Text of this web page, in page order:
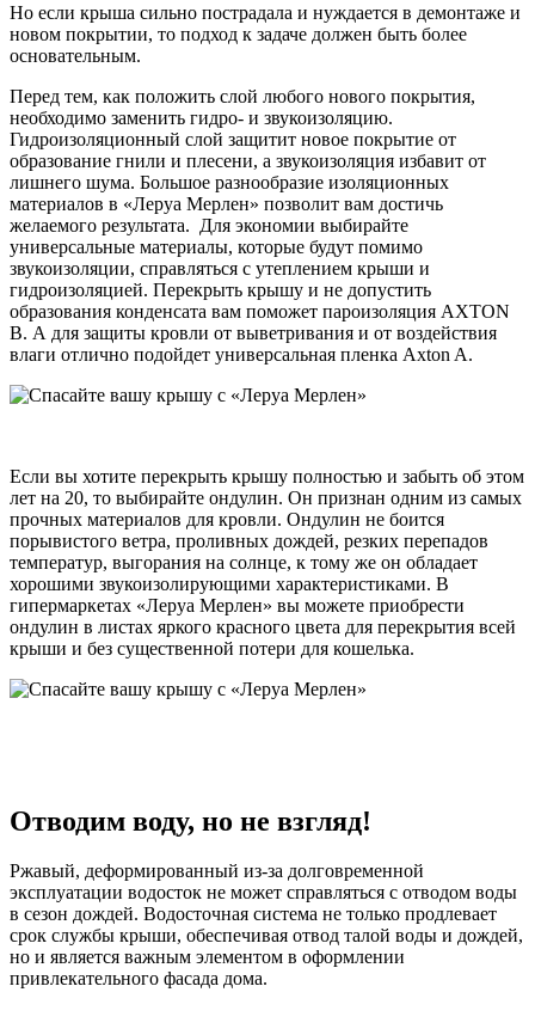
Но если крыша сильно пострадала и нуждается в демонтаже и
новом покрытии, то подход к задаче должен быть более
основательным.
Перед тем, как положить слой любого нового покрытия,
необходимо заменить гидро- и звукоизоляцию.
Гидроизоляционный слой защитит новое покрытие от
образование гнили и плесени, а звукоизоляция избавит от
лишнего шума. Большое разнообразие изоляционных
материалов в «Леруа Мерлен» позволит вам достичь
желаемого результата. Для экономии выбирайте
универсальные материалы, которые будут помимо
звукоизоляции, справляться с утеплением крыши и
гидроизоляцией. Перекрыть крышу и не допустить
образования конденсата вам поможет пароизоляция AXTON
В. А для защиты кровли от выветривания и от воздействия
влаги отлично подойдет универсальная пленка Axton A.
Если вы хотите перекрыть крышу полностью и забыть об этом
лет на 20, то выбирайте ондулин. Он признан одним из самых
прочных материалов для кровли. Ондулин не боится
порывистого ветра, проливных дождей, резких перепадов
температур, выгорания на солнце, к тому же он обладает
хорошими звукоизолирующими характеристиками. В
гипермаркетах «Леруа Мерлен» вы можете приобрести
ондулин в листах яркого красного цвета для перекрытия всей
крыши и без существенной потери для кошелька.
Отводим воду, но не взгляд!
Ржавый, деформированный из-за долговременной
эксплуатации водосток не может справляться с отводом воды
в сезон дождей. Водосточная система не только продлевает
срок службы крыши, обеспечивая отвод талой воды и дождей,
но и является важным элементом в оформлении
привлекательного фасада дома.